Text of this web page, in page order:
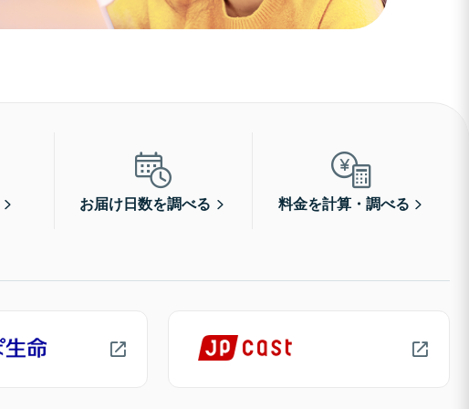
お届け日数を調べる 料金を計算・調べる